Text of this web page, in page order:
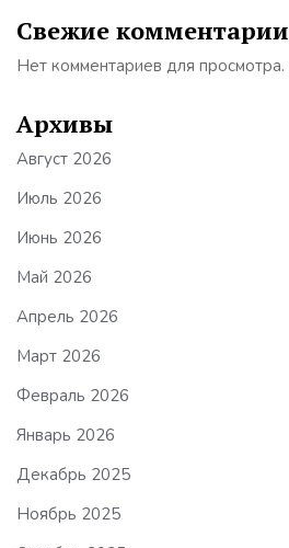
Свежие комментарии
Нет комментариев для просмотра.
Архивы
Август 2026
Июль 2026
Июнь 2026
Май 2026
Апрель 2026
Март 2026
Февраль 2026
Январь 2026
Декабрь 2025
Ноябрь 2025